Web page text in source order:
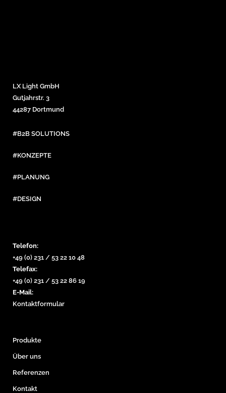
LX Light GmbH
Gutjahrstr. 3
44287 Dortmund
#B2B SOLUTIONS
#KONZEPTE
#PLANUNG
#DESIGN
Telefon:
+49 (0) 231 / 53 22 10 48
Telefax:
+49 (0) 231 / 53 22 86 19
E-Mail:
Kontaktformular
Produkte
Über uns
Referenzen
Kontakt